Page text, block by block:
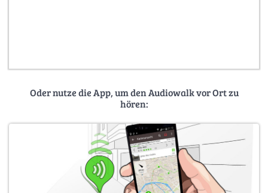
Oder nutze die App, um den Audiowalk vor Ort zu
hören: